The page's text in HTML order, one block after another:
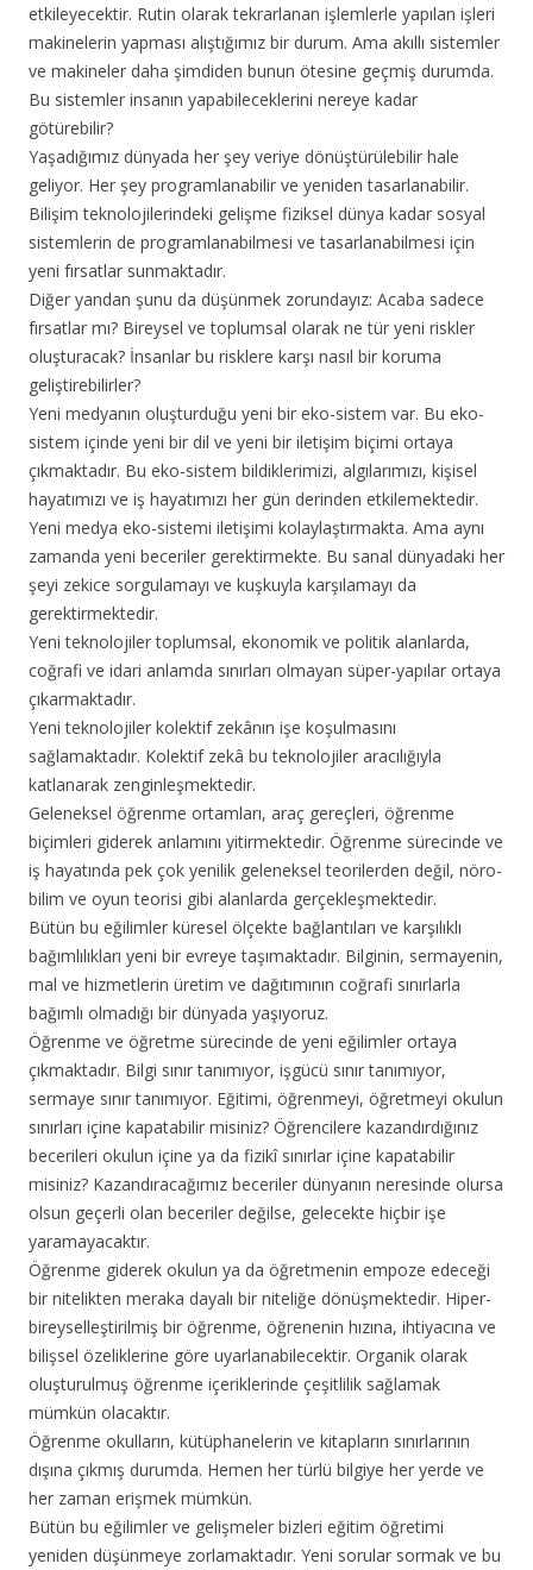
etkileyecektir. Rutin olarak tekrarlanan işlemlerle yapılan işleri
makinelerin yapması alıştığımız bir durum. Ama akıllı sistemler
ve makineler daha şimdiden bunun ötesine geçmiş durumda.
Bu sistemler insanın yapabileceklerini nereye kadar
götürebilir?
Yaşadığımız dünyada her şey veriye dönüştürülebilir hale
geliyor. Her şey programlanabilir ve yeniden tasarlanabilir.
Bilişim teknolojilerindeki gelişme fiziksel dünya kadar sosyal
sistemlerin de programlanabilmesi ve tasarlanabilmesi için
yeni fırsatlar sunmaktadır.
Diğer yandan şunu da düşünmek zorundayız: Acaba sadece
fırsatlar mı? Bireysel ve toplumsal olarak ne tür yeni riskler
oluşturacak? İnsanlar bu risklere karşı nasıl bir koruma
geliştirebilirler?
Yeni medyanın oluşturduğu yeni bir eko-sistem var. Bu eko-
sistem içinde yeni bir dil ve yeni bir iletişim biçimi ortaya
çıkmaktadır. Bu eko-sistem bildiklerimizi, algılarımızı, kişisel
hayatımızı ve iş hayatımızı her gün derinden etkilemektedir.
Yeni medya eko-sistemi iletişimi kolaylaştırmakta. Ama aynı
zamanda yeni beceriler gerektirmekte. Bu sanal dünyadaki her
şeyi zekice sorgulamayı ve kuşkuyla karşılamayı da
gerektirmektedir.
Yeni teknolojiler toplumsal, ekonomik ve politik alanlarda,
coğrafi ve idari anlamda sınırları olmayan süper-yapılar ortaya
çıkarmaktadır.
Yeni teknolojiler kolektif zekânın işe koşulmasını
sağlamaktadır. Kolektif zekâ bu teknolojiler aracılığıyla
katlanarak zenginleşmektedir.
Geleneksel öğrenme ortamları, araç gereçleri, öğrenme
biçimleri giderek anlamını yitirmektedir. Öğrenme sürecinde ve
iş hayatında pek çok yenilik geleneksel teorilerden değil, nöro-
bilim ve oyun teorisi gibi alanlarda gerçekleşmektedir.
Bütün bu eğilimler küresel ölçekte bağlantıları ve karşılıklı
bağımlılıkları yeni bir evreye taşımaktadır. Bilginin, sermayenin,
mal ve hizmetlerin üretim ve dağıtımının coğrafi sınırlarla
bağımlı olmadığı bir dünyada yaşıyoruz.
Öğrenme ve öğretme sürecinde de yeni eğilimler ortaya
çıkmaktadır. Bilgi sınır tanımıyor, işgücü sınır tanımıyor,
sermaye sınır tanımıyor. Eğitimi, öğrenmeyi, öğretmeyi okulun
sınırları içine kapatabilir misiniz? Öğrencilere kazandırdığınız
becerileri okulun içine ya da fizikî sınırlar içine kapatabilir
misiniz? Kazandıracağımız beceriler dünyanın neresinde olursa
olsun geçerli olan beceriler değilse, gelecekte hiçbir işe
yaramayacaktır.
Öğrenme giderek okulun ya da öğretmenin empoze edeceği
bir nitelikten meraka dayalı bir niteliğe dönüşmektedir. Hiper-
bireyselleştirilmiş bir öğrenme, öğrenenin hızına, ihtiyacına ve
bilişsel özeliklerine göre uyarlanabilecektir. Organik olarak
oluşturulmuş öğrenme içeriklerinde çeşitlilik sağlamak
mümkün olacaktır.
Öğrenme okulların, kütüphanelerin ve kitapların sınırlarının
dışına çıkmış durumda. Hemen her türlü bilgiye her yerde ve
her zaman erişmek mümkün.
Bütün bu eğilimler ve gelişmeler bizleri eğitim öğretimi
yeniden düşünmeye zorlamaktadır. Yeni sorular sormak ve bu